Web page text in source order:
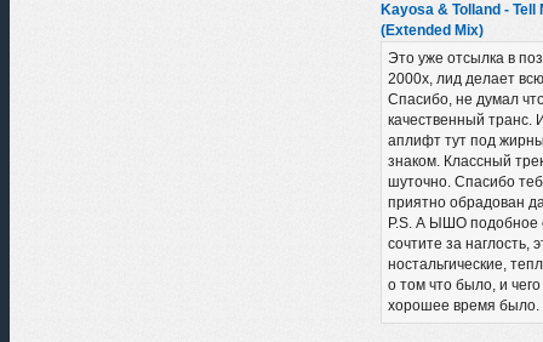
Kayosa & Tolland - Tell
(Extended Mix)
Это уже отсылка в
2000х, лид делает
Спасибо, не думал
качественный транс.
аплифт тут под
знаком. Классный
шуточно. Спасибо
приятно обрадован
P.S. А ЫШО подобное
сочтите за наглость,
ностальгические,
о том что было, и
хорошее время